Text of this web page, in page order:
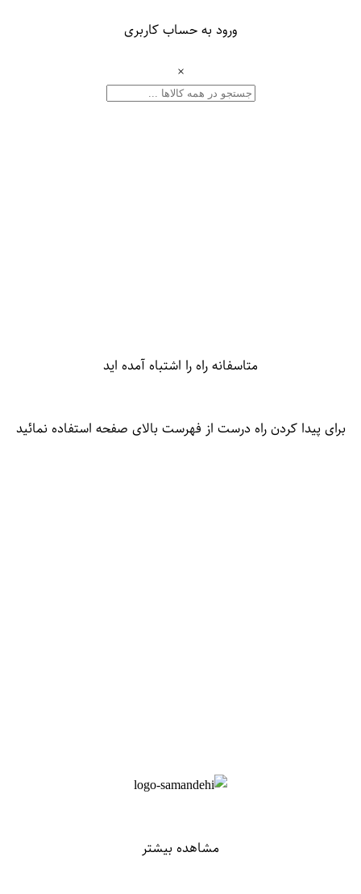
ورود به حساب کاربری
×
متاسفانه راه را اشتباه آمده اید
برای پیدا کردن راه درست از فهرست بالای صفحه استفاده نمائید
مشاهده بیشتر